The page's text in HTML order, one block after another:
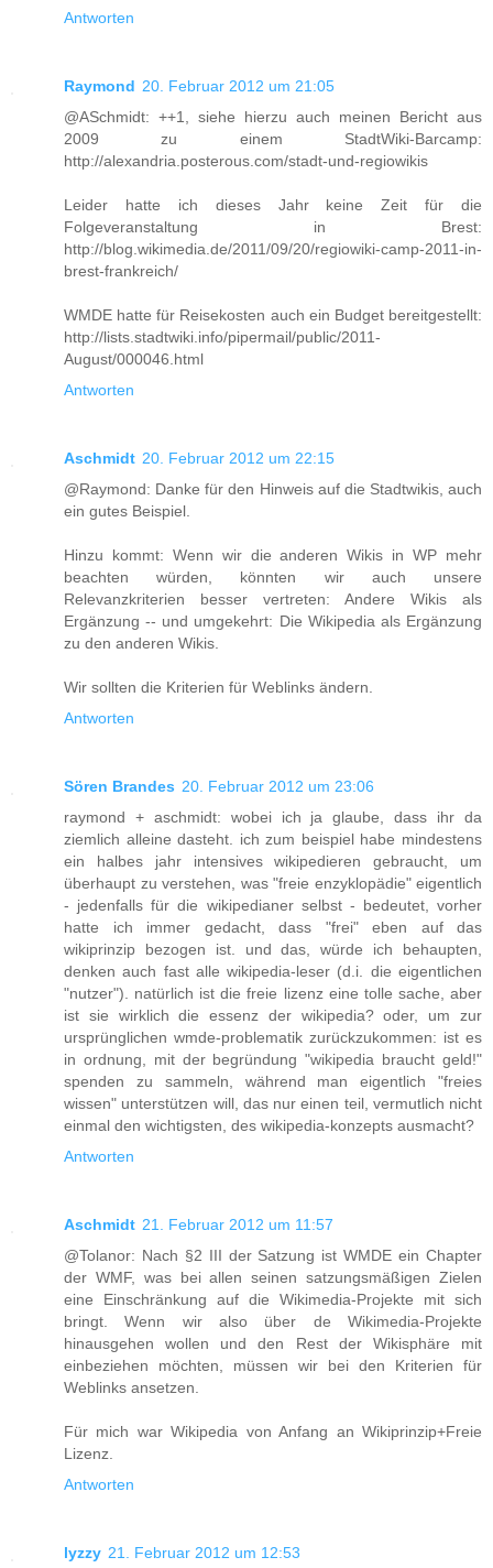
Antworten
Raymond 20. Februar 2012 um 21:05
@ASchmidt: ++1, siehe hierzu auch meinen Bericht aus
2009 zu einem StadtWiki-Barcamp:
http://alexandria.posterous.com/stadt-und-regiowikis
Leider hatte ich dieses Jahr keine Zeit für die
Folgeveranstaltung in Brest:
http://blog.wikimedia.de/2011/09/20/regiowiki-camp-2011-in-
brest-frankreich/
WMDE hatte für Reisekosten auch ein Budget bereitgestellt:
http://lists.stadtwiki.info/pipermail/public/2011-
August/000046.html
Antworten
Aschmidt 20. Februar 2012 um 22:15
@Raymond: Danke für den Hinweis auf die Stadtwikis, auch
ein gutes Beispiel.
Hinzu kommt: Wenn wir die anderen Wikis in WP mehr
beachten würden, könnten wir auch unsere
Relevanzkriterien besser vertreten: Andere Wikis als
Ergänzung -- und umgekehrt: Die Wikipedia als Ergänzung
zu den anderen Wikis.
Wir sollten die Kriterien für Weblinks ändern.
Antworten
Sören Brandes 20. Februar 2012 um 23:06
raymond + aschmidt: wobei ich ja glaube, dass ihr da
ziemlich alleine dasteht. ich zum beispiel habe mindestens
ein halbes jahr intensives wikipedieren gebraucht, um
überhaupt zu verstehen, was "freie enzyklopädie" eigentlich
- jedenfalls für die wikipedianer selbst - bedeutet, vorher
hatte ich immer gedacht, dass "frei" eben auf das
wikiprinzip bezogen ist. und das, würde ich behaupten,
denken auch fast alle wikipedia-leser (d.i. die eigentlichen
"nutzer"). natürlich ist die freie lizenz eine tolle sache, aber
ist sie wirklich die essenz der wikipedia? oder, um zur
ursprünglichen wmde-problematik zurückzukommen: ist es
in ordnung, mit der begründung "wikipedia braucht geld!"
spenden zu sammeln, während man eigentlich "freies
wissen" unterstützen will, das nur einen teil, vermutlich nicht
einmal den wichtigsten, des wikipedia-konzepts ausmacht?
Antworten
Aschmidt 21. Februar 2012 um 11:57
@Tolanor: Nach §2 III der Satzung ist WMDE ein Chapter
der WMF, was bei allen seinen satzungsmäßigen Zielen
eine Einschränkung auf die Wikimedia-Projekte mit sich
bringt. Wenn wir also über de Wikimedia-Projekte
hinausgehen wollen und den Rest der Wikisphäre mit
einbeziehen möchten, müssen wir bei den Kriterien für
Weblinks ansetzen.
Für mich war Wikipedia von Anfang an Wikiprinzip+Freie
Lizenz.
Antworten
lyzzy 21. Februar 2012 um 12:53